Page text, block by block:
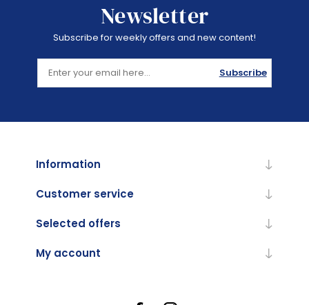
Newsletter
Subscribe for weekly offers and new content!
Subscribe
Information
Customer service
Selected offers
My account